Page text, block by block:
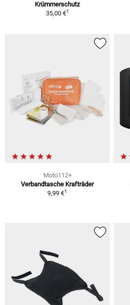
Krümmerschutz
35,00 €1
Moto112+
Verbandtasche Krafträder
9,99 €1